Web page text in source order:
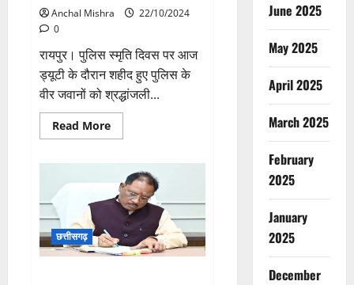
साय
Anchal Mishra
22/10/2024
0
रायपुर। पुलिस स्मृति दिवस पर आज
ड्यूटी के दौरान शहीद हुए पुलिस के
वीर जवानों को श्रद्धांजली...
Read MoreRead
more
उद्योग,
श्रममंत्री
लखन
लाल
देवांगन
ने
दी
शहीदों
छत्तीसगढ़
June 2025
May 2025
April 2025
March 2025
February
2025
January
2025
December